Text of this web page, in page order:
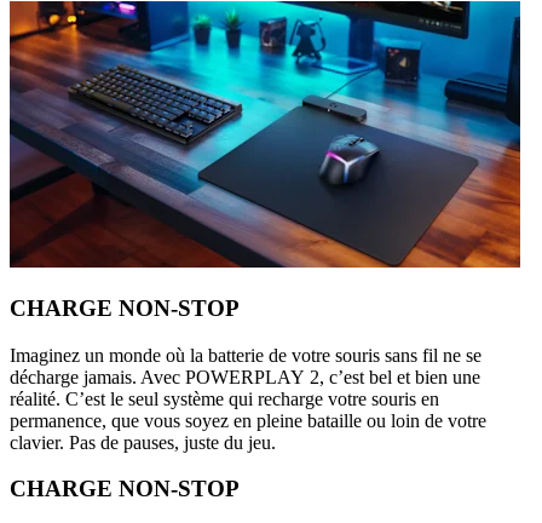
CHARGE NON-STOP
Imaginez un monde où la batterie de votre souris sans fil ne se
décharge jamais. Avec POWERPLAY 2, c’est bel et bien une
réalité. C’est le seul système qui recharge votre souris en
permanence, que vous soyez en pleine bataille ou loin de votre
clavier. Pas de pauses, juste du jeu.
CHARGE NON-STOP